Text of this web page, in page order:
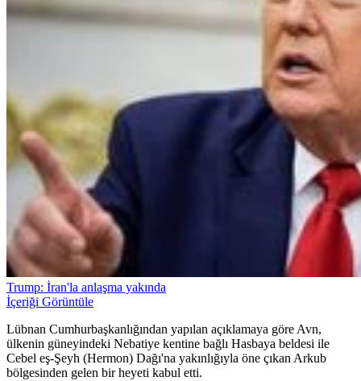
Trump: İran'la anlaşma yakında
İçeriği Görüntüle
Lübnan Cumhurbaşkanlığından yapılan açıklamaya göre Avn,
ülkenin güneyindeki Nebatiye kentine bağlı Hasbaya beldesi ile
Cebel eş-Şeyh (Hermon) Dağı'na yakınlığıyla öne çıkan Arkub
bölgesinden gelen bir heyeti kabul etti.